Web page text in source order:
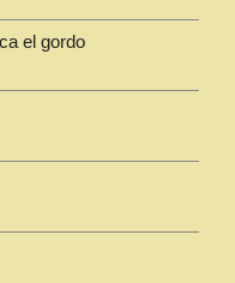
el gordo